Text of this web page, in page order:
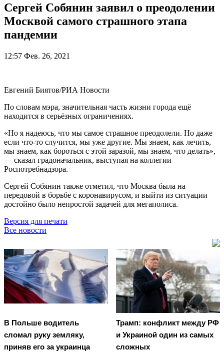
Сергей Собянин заявил о преодолении
Москвой самого страшного этапа
пандемии
12:57 Фев. 26, 2021
Евгений Биятов/РИА Новости
По словам мэра, значительная часть жизни города ещё
находится в серьёзных ограничениях.
«Но я надеюсь, что мы самое страшное преодолели. Но даже
если что-то случится, мы уже другие. Мы знаем, как лечить,
мы знаем, как бороться с этой заразой, мы знаем, что делать»,
— сказал градоначальник, выступая на коллегии
Роспотребнадзора.
Сергей Собянин также отметил, что Москва была на
передовой в борьбе с коронавирусом, и выйти из ситуации
достойно было непростой задачей для мегаполиса.
Версия для печати
Все новости
В Польше водитель
сломал руку земляку,
приняв его за украинца
Трамп: конфликт между РФ
и Украиной один из самых
сложных